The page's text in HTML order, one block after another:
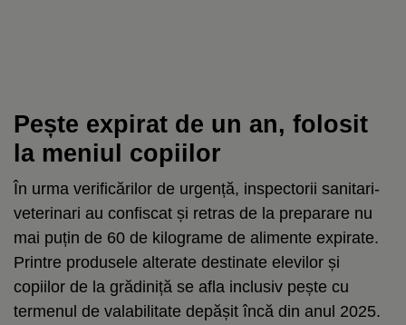
Pește expirat de un an, folosit
la meniul copiilor
În urma verificărilor de urgență, inspectorii sanitari-
veterinari au confiscat și retras de la preparare nu
mai puțin de 60 de kilograme de alimente expirate.
Printre produsele alterate destinate elevilor și
copiilor de la grădiniță se afla inclusiv pește cu
termenul de valabilitate depășit încă din anul 2025.